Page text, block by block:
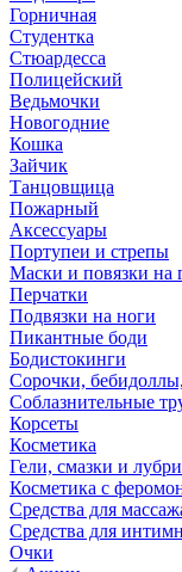
Горничная
Студентка
Стюардесса
Полицейский
Ведьмочки
Новогодние
Кошка
Зайчик
Танцовщица
Пожарный
Аксессуары
Портупеи и стрепы
Маски и повязки на
Перчатки
Подвязки на ноги
Пикантные боди
Бодистокинги
Сорочки,
Соблазнительные
Корсеты
Косметика
Гели, смазки и
Косметика с
Средства для
Средства для
Очки